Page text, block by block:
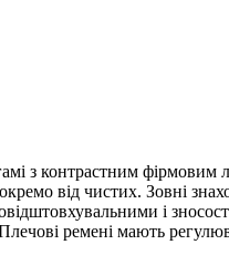
з контрастним фірмовим
від чистих. Зовні
і
ремені мають